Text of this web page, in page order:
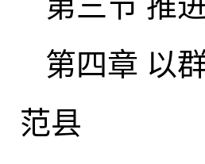
第四章 以
范县